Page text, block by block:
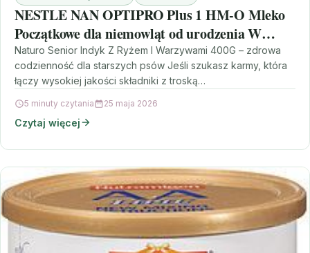
NESTLE NAN OPTIPRO Plus 1 HM-O Mleko
Początkowe dla niemowląt od urodzenia W
Płynie 90ml
Naturo Senior Indyk Z Ryżem I Warzywami 400G – zdrowa
codzienność dla starszych psów Jeśli szukasz karmy, która
łączy wysokiej jakości składniki z troską…
5 minuty czytania 25 maja 2026
Czytaj więcej